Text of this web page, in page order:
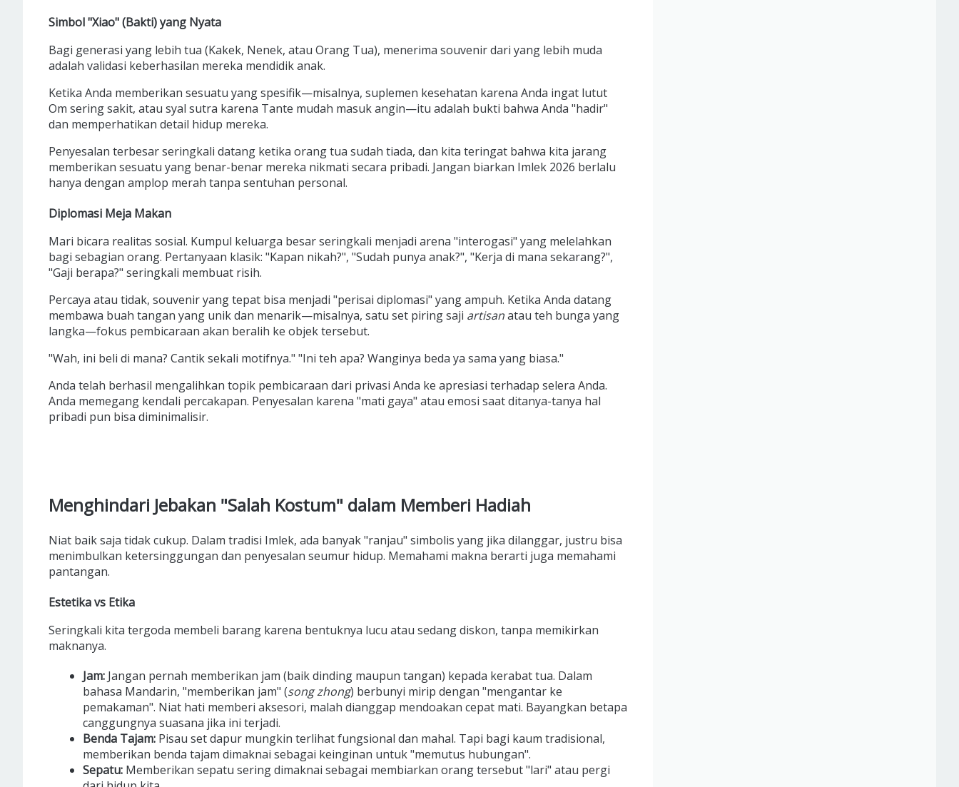
Simbol "Xiao" (Bakti) yang Nyata
Bagi generasi yang lebih tua (Kakek, Nenek, atau Orang Tua), menerima souvenir dari yang lebih muda
adalah validasi keberhasilan mereka mendidik anak.
Ketika Anda memberikan sesuatu yang spesifik—misalnya, suplemen kesehatan karena Anda ingat lutut
Om sering sakit, atau syal sutra karena Tante mudah masuk angin—itu adalah bukti bahwa Anda "hadir"
dan memperhatikan detail hidup mereka.
Penyesalan terbesar seringkali datang ketika orang tua sudah tiada, dan kita teringat bahwa kita jarang
memberikan sesuatu yang benar-benar mereka nikmati secara pribadi. Jangan biarkan Imlek 2026 berlalu
hanya dengan amplop merah tanpa sentuhan personal.
Diplomasi Meja Makan
Mari bicara realitas sosial. Kumpul keluarga besar seringkali menjadi arena "interogasi" yang melelahkan
bagi sebagian orang. Pertanyaan klasik: "Kapan nikah?", "Sudah punya anak?", "Kerja di mana sekarang?",
"Gaji berapa?" seringkali membuat risih.
Percaya atau tidak, souvenir yang tepat bisa menjadi "perisai diplomasi" yang ampuh. Ketika Anda datang
membawa buah tangan yang unik dan menarik—misalnya, satu set piring saji artisanatau teh bunga yang
langka—fokus pembicaraan akan beralih ke objek tersebut.
"Wah, ini beli di mana? Cantik sekali motifnya." "Ini teh apa? Wanginya beda ya sama yang biasa."
Anda telah berhasil mengalihkan topik pembicaraan dari privasi Anda ke apresiasi terhadap selera Anda.
Anda memegang kendali percakapan. Penyesalan karena "mati gaya" atau emosi saat ditanya-tanya hal
pribadi pun bisa diminimalisir.
Menghindari Jebakan "Salah Kostum" dalam Memberi Hadiah
Niat baik saja tidak cukup. Dalam tradisi Imlek, ada banyak "ranjau" simbolis yang jika dilanggar, justru bisa
menimbulkan ketersinggungan dan penyesalan seumur hidup. Memahami makna berarti juga memahami
pantangan.
Estetika vs Etika
Seringkali kita tergoda membeli barang karena bentuknya lucu atau sedang diskon, tanpa memikirkan
maknanya.
Jam: Jangan pernah memberikan jam (baik dinding maupun tangan) kepada kerabat tua. Dalam
bahasa Mandarin, "memberikan jam" (song zhong) berbunyi mirip dengan "mengantar ke
pemakaman". Niat hati memberi aksesori, malah dianggap mendoakan cepat mati. Bayangkan betapa
canggungnya suasana jika ini terjadi.
Benda Tajam: Pisau set dapur mungkin terlihat fungsional dan mahal. Tapi bagi kaum tradisional,
memberikan benda tajam dimaknai sebagai keinginan untuk "memutus hubungan".
Sepatu: Memberikan sepatu sering dimaknai sebagai membiarkan orang tersebut "lari" atau pergi